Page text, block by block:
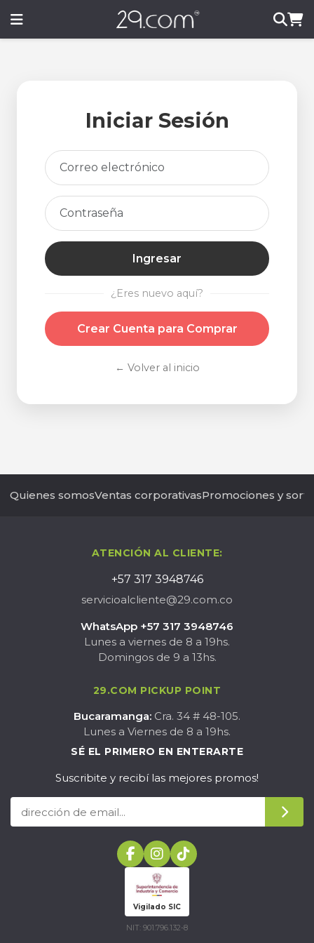
Iniciar Sesión
Ingresar
¿Eres nuevo aquí?
Crear Cuenta para Comprar
← Volver al inicio
Quienes somosVentas corporativasPromociones y
ATENCIÓN AL CLIENTE:
+57 317 3948746
servicioalcliente@29.com.co
WhatsApp +57 317 3948746
Lunes a viernes de 8 a 19hs.
Domingos de 9 a 13hs.
29.COM PICKUP POINT
Bucaramanga: Cra. 34 # 48-105.
Lunes a Viernes de 8 a 19hs.
SÉ EL PRIMERO EN ENTERARTE
Suscribite y recibí las mejores promos!
Vigilado SIC
NIT: 901.796.132-8